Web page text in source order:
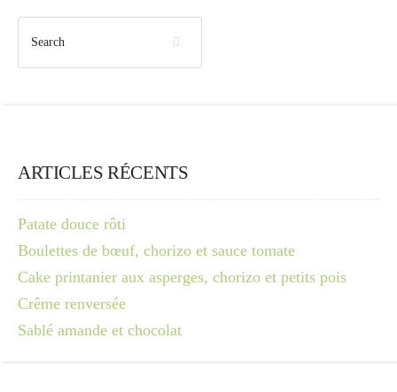
ARTICLES RÉCENTS
Patate douce rôti
Boulettes de bœuf, chorizo et sauce tomate
Cake printanier aux asperges, chorizo et petits pois
Crême renversée
Sablé amande et chocolat